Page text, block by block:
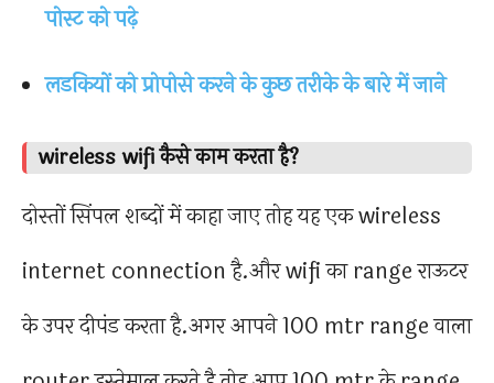
पोस्ट को पढ़े
लडकियों को प्रोपोसे करने के कुछ तरीके के बारे में जाने
wireless wifi कैसे काम करता है?
दोस्तों सिंपल शब्दों में काहा जाए तोह यह एक wireless
internet connection है.और wifi का range राऊटर
के उपर दीपंड करता है.अगर आपने 100 mtr range वाला